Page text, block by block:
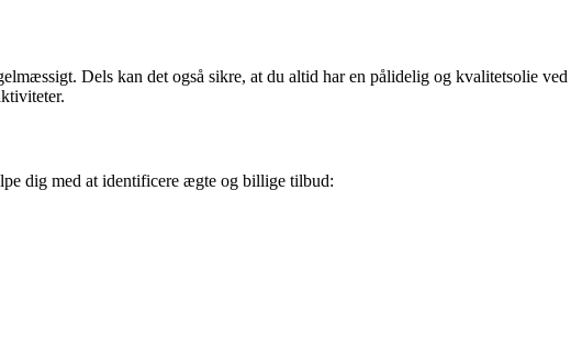
Dels kan det også sikre, at du altid har en pålidelig og kvalitetsolie ved
dig med at identificere ægte og billige tilbud: